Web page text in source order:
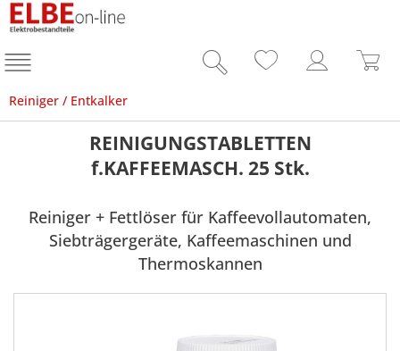
Reiniger / Entkalker
REINIGUNGSTABLETTEN
f.KAFFEEMASCH. 25 Stk.
Reiniger + Fettlöser für Kaffeevollautomaten,
Siebträgergeräte, Kaffeemaschinen und
Thermoskannen